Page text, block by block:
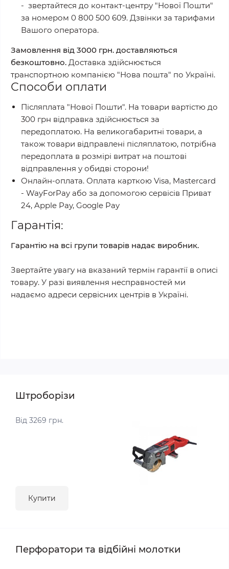
- звертайтеся до контакт-центру "Нової Пошти"
за номером 0 800 500 609. Дзвінки за тарифами
Вашого оператора.
Замовлення від 3000 грн. доставляються
безкоштовно. Доставка здійснюється
транспортною компанією "Нова пошта" по Україні.
Способи оплати
Післяплата "Нової Пошти". На товари вартістю до
300 грн відправка здійснюється за
передоплатою. На великогабаритні товари, а
також товари відправлені післяплатою, потрібна
передоплата в розмірі витрат на поштові
відправлення у обидві сторони!
Онлайн-оплата. Оплата карткою Visa, Mastercard
- WayForPay або за допомогою сервісів Приват
24, Apple Pay, Google Pay
Гарантія:
Гарантію на всі групи товарів надає виробник.
Звертайте увагу на вказаний термін гарантії в описі
товару. У разі виявлення несправностей ми
надаємо адреси сервісних центрів в Україні.
Штроборізи
Від 3269 грн.
Купити
Перфоратори та відбійні молотки